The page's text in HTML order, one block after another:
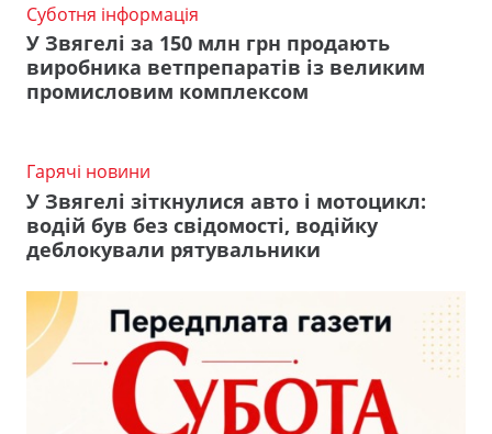
Суботня інформація
У Звягелі за 150 млн грн продають
виробника ветпрепаратів із великим
промисловим комплексом
Гарячі новини
У Звягелі зіткнулися авто і мотоцикл:
водій був без свідомості, водійку
деблокували рятувальники